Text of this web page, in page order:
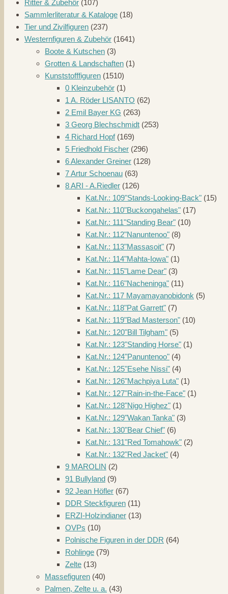
Ritter & Zubehör (107)
Sammlerliteratur & Kataloge (18)
Tier und Zivilfiguren (237)
Westernfiguren & Zubehör (1641)
Boote & Kutschen (3)
Grotten & Landschaften (1)
Kunststofffiguren (1510)
0 Kleinzubehör (1)
1 A. Röder LISANTO (62)
2 Emil Bayer KG (263)
3 Georg Blechschmidt (253)
4 Richard Hopf (169)
5 Friedhold Fischer (296)
6 Alexander Greiner (128)
7 Artur Schoenau (63)
8 ARI - A.Riedler (126)
Kat.Nr.: 109"Stands-Looking-Back" (15)
Kat.Nr.: 110"Buckongahelas" (17)
Kat.Nr.: 111"Standing Bear" (10)
Kat.Nr.: 112"Nanuntenoo" (8)
Kat.Nr.: 113"Massasoit" (7)
Kat.Nr.: 114"Mahta-Iowa" (1)
Kat.Nr.: 115"Lame Dear" (3)
Kat.Nr.: 116"Nacheninga" (11)
Kat.Nr.: 117 Mayamayanobidonk (5)
Kat.Nr.: 118"Pat Garrett" (7)
Kat.Nr.: 119"Bad Masterson" (10)
Kat.Nr.: 120"Bill Tilgham" (5)
Kat.Nr.: 123"Standing Horse" (1)
Kat.Nr.: 124"Panuntenoo" (4)
Kat.Nr.: 125"Esehe Nissi" (4)
Kat.Nr.: 126"Machpiya Luta" (1)
Kat.Nr.: 127"Rain-in-the-Face" (1)
Kat.Nr.: 128"Nigo Highez" (1)
Kat.Nr.: 129"Wakan Tanka" (3)
Kat.Nr.: 130"Bear Chief" (6)
Kat.Nr.: 131"Red Tomahowk" (2)
Kat.Nr.: 132"Red Jacket" (4)
9 MAROLIN (2)
91 Bullyland (9)
92 Jean Höfler (67)
DDR Steckfiguren (11)
ERZI-Holzindianer (13)
OVPs (10)
Polnische Figuren in der DDR (64)
Rohlinge (79)
Zelte (13)
Massefiguren (40)
Palmen, Zelte u. a. (43)